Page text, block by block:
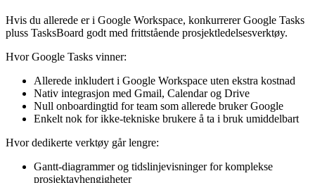
Hvis du allerede er i Google Workspace, konkurrerer Google Tasks
pluss TasksBoard godt med frittstående prosjektledelsesverktøy.
Hvor Google Tasks vinner:
Allerede inkludert i Google Workspace uten ekstra kostnad
Nativ integrasjon med Gmail, Calendar og Drive
Null onboardingtid for team som allerede bruker Google
Enkelt nok for ikke-tekniske brukere å ta i bruk umiddelbart
Hvor dedikerte verktøy går lengre:
Gantt-diagrammer og tidslinjevisninger for komplekse
prosjektavhengigheter